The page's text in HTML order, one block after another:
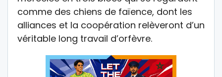
comme des chiens de faïence, dont les
alliances et la coopération relèveront d’un
véritable long travail d’orfèvre.